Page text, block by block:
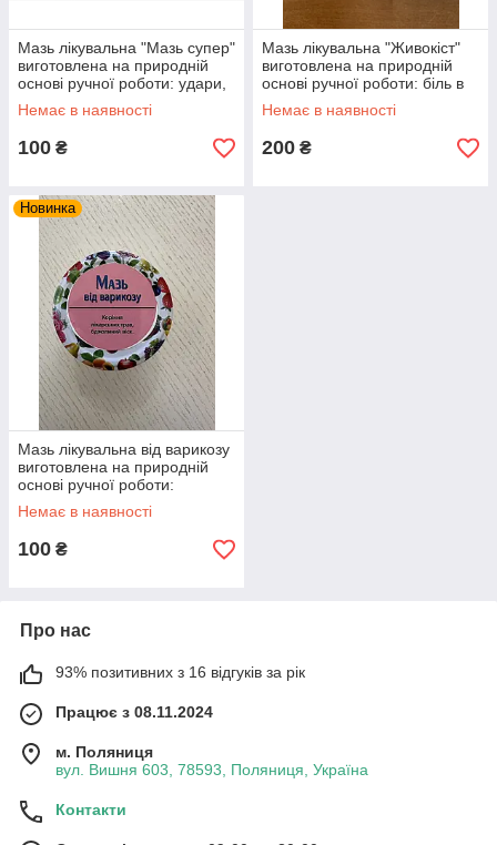
Мазь лікувальна "Мазь супер"
виготовлена на природній
основі ручної роботи: удари,
пухлини
Немає в наявності
100 ₴
Мазь лікувальна "Живокіст"
виготовлена на природній
основі ручної роботи: біль в
суглобах, ревматизм, грибок
Немає в наявності
200 ₴
Новинка
Мазь лікувальна від варикозу
виготовлена на природній
основі ручної роботи:
Немає в наявності
100 ₴
Про нас
93% позитивних з 16 відгуків за рік
Працює з 08.11.2024
м. Поляниця
вул. Вишня 603, 78593, Поляниця, Україна
Контакти